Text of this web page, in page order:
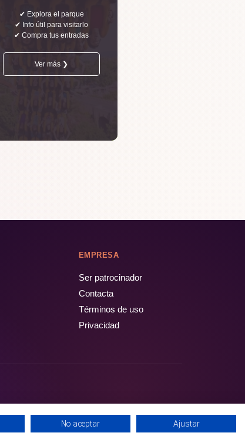
✔ Explora el parque
✔ Info útil para visitarlo
✔ Compra tus entradas
Ver más ❯
EMPRESA
Ser patrocinador
Contacta
Términos de uso
Privacidad
No aceptar Ajustar